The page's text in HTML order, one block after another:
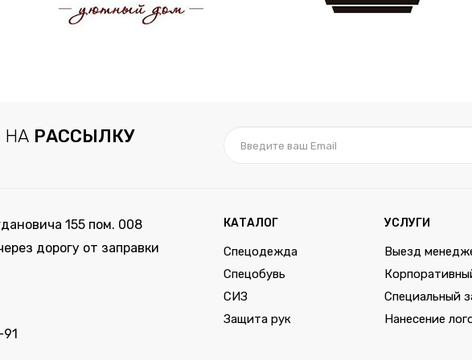
НА РАССЫЛКУ
155 пом. 008
дорогу от заправки
КАТАЛОГ
Спецодежда
Спецобувь
СИЗ
Защита рук
УСЛУГИ
Выезд
Специальный
Нанесение